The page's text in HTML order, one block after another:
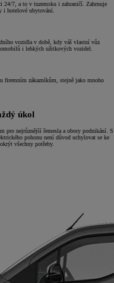
24/7, a to v tuzemsku i zahraničí. Zahrnuje
i hotelové ubytování.
vozidla v době, kdy váš vlastní vůz
i lehkých užitkových vozidel.
firemním zákazníkům, stejně jako mnoho
úkol
pro nejrůznější řemesla a obory podnikání. S
pohonu není důvod uchylovat se ke
všechny potřeby.